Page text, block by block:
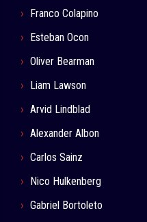
Franco Colapino
Esteban Ocon
Oliver Bearman
Liam Lawson
Arvid Lindblad
Alexander Albon
Carlos Sainz
Nico Hulkenberg
Gabriel Bortoleto